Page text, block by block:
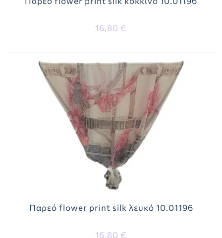
16,80 €
Παρεό flower print silk λευκό 10.01196
16,80 €